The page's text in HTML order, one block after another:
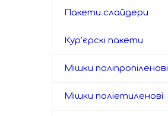
Пакети слайдери
Кур'єрскі пакети
Мішки поліпропіленові
Мішки поліетиленові